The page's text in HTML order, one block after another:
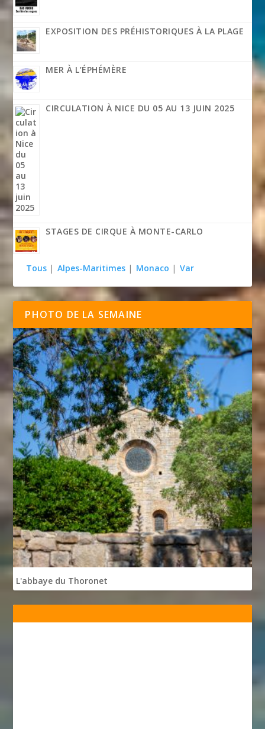
EXPOSITION DES PRÉHISTORIQUES À LA PLAGE
MER À L’ÉPHÉMÈRE
CIRCULATION À NICE DU 05 AU 13 JUIN 2025
STAGES DE CIRQUE À MONTE-CARLO
Tous | Alpes-Maritimes | Monaco | Var
PHOTO DE LA SEMAINE
L'abbaye du Thoronet